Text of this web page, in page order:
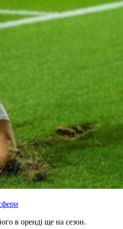
в оренді ще на сезон.